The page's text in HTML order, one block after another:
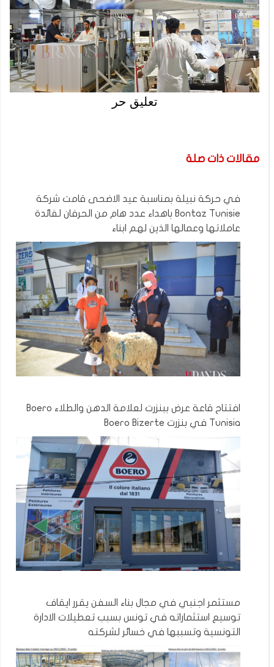
تعليق حر
مقالات ذات صلة
في حركة نبيلة بمناسبة عيد الاضحى قامت شركة
Bontaz Tunisie باهداء عدد هام من الحرفان لفائدة
عاملاتها وعمالها الذين لهم ابناء
افتتاح قاعة عرض ببنزرت لعلامة الدهن والطلاء Boero
Tunisia في بنزرت Boero Bizerte
مستثمر اجنبي في مجال بناء السفن يقرر ايقاف
توسيع استثماراته في تونس بسبب تعطيلات الادارة
التونسية وتسببها في خسائر لشركته